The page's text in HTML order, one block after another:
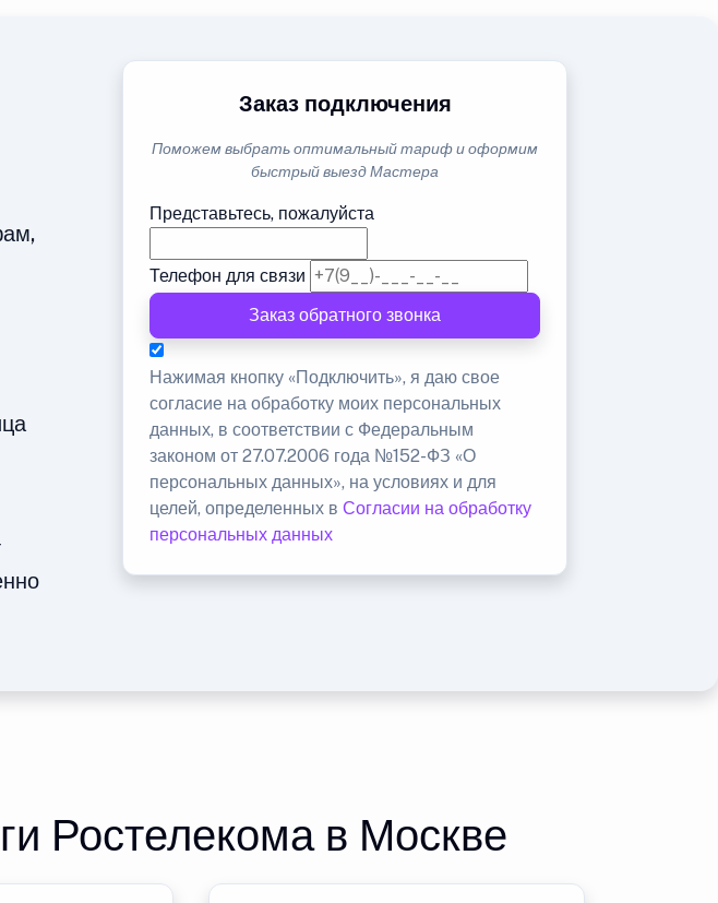
Заказ подключения
Поможем выбрать оптимальный тариф и оформим
быстрый выезд Мастера
Представьтесь, пожалуйста
Телефон для связи
Заказ обратного звонка
Нажимая кнопку «Подключить», я даю свое
согласие на обработку моих персональных
данных, в соответствии с Федеральным
законом от 27.07.2006 года №152-ФЗ «О
персональных данных», на условиях и для
целей, определенных вСогласии на обработку
персональных данных
Ростелекома в Москве